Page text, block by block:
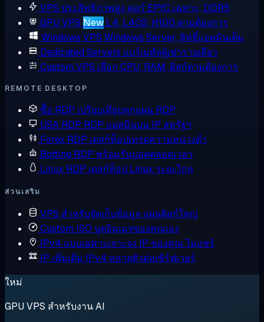
VPS ประสิทธิภาพสูง คอร์ EPYC เฉพาะ, DDR5
GPU VPS New L4, L40S, H100 ตามต้องการ
Windows VPS Windows Server, สิทธิ์แอดมินเต็ม
Dedicated Servers แบร์เมทัลผู้เช่ารายเดียว
Custom VPS เลือก CPU, RAM, ดิสก์ตามต้องการ
REMOTE DESKTOP
ซื้อ RDP เปรียบเทียบทุกแผน RDP
USA RDP RDP แอดมินบน IP สหรัฐฯ
Forex RDP เดสก์ท็อปเทรดความหน่วงต่ำ
Botting RDP พร้อมรันบอตตลอดเวลา
Linux RDP เดสก์ท็อป Linux ระยะไกล
ส่วนเสริม
VPS สำหรับจัดเก็บข้อมูล แผนดิสก์ใหญ่
Custom ISO บูตอิมเมจของคุณเอง
IPv4 แบบเฉพาะเจาะจง IP ของคุณ ไม่แชร์
IP เพิ่มเติม IPv4 หลายตัวต่อเซิร์ฟเวอร์
ใหม่
GPU VPS สำหรับงาน AI